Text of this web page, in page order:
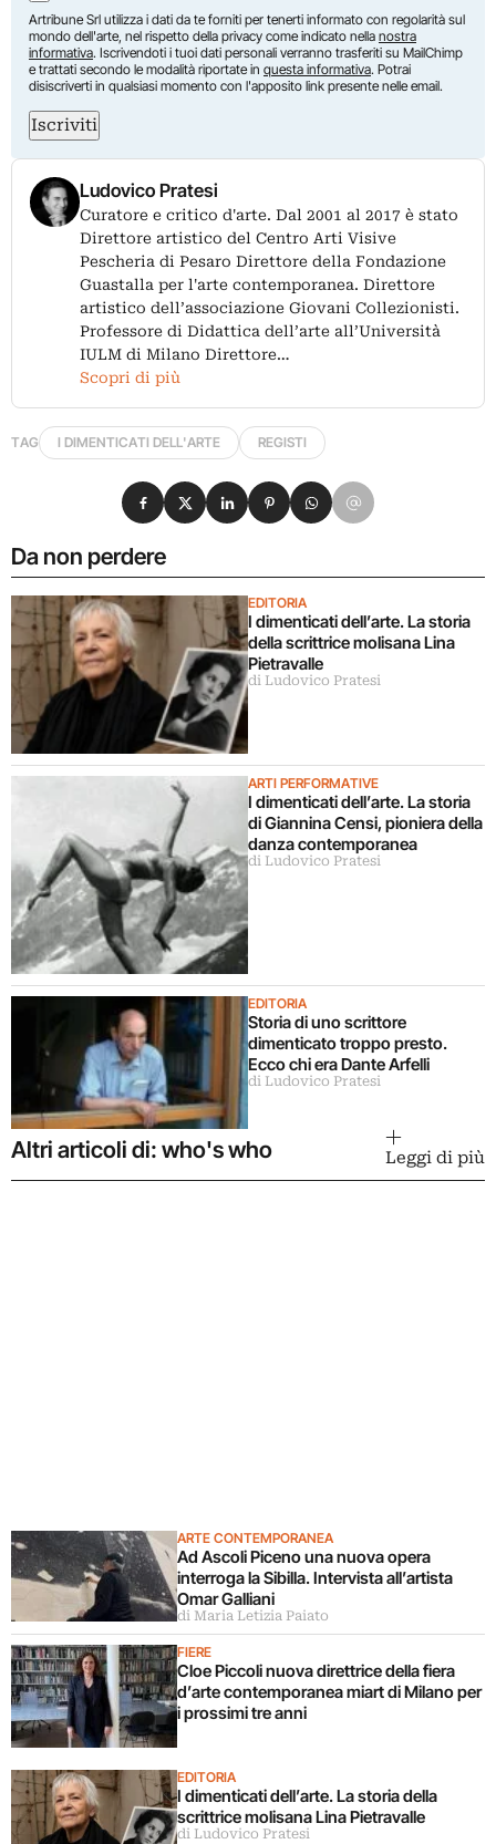
Artribune Srl utilizza i dati da te forniti per tenerti informato con regolarità sul
mondo dell'arte, nel rispetto della privacy come indicato nella nostra
informativa. Iscrivendoti i tuoi dati personali verranno trasferiti su MailChimp
e trattati secondo le modalità riportate in questa informativa. Potrai
disiscriverti in qualsiasi momento con l'apposito link presente nelle email.
Iscriviti
Ludovico Pratesi
Curatore e critico d'arte. Dal 2001 al 2017 è stato
Direttore artistico del Centro Arti Visive
Pescheria di Pesaro Direttore della Fondazione
Guastalla per l'arte contemporanea. Direttore
artistico dell’associazione Giovani Collezionisti.
Professore di Didattica dell’arte all’Università
IULM di Milano Direttore…
Scopri di più
TAG I DIMENTICATI DELL'ARTE REGISTI
Da non perdere
EDITORIA
I dimenticati dell’arte. La storia
della scrittrice molisana Lina
Pietravalle
di Ludovico Pratesi
ARTI PERFORMATIVE
I dimenticati dell’arte. La storia
di Giannina Censi, pioniera della
danza contemporanea
di Ludovico Pratesi
EDITORIA
Storia di uno scrittore
dimenticato troppo presto.
Ecco chi era Dante Arfelli
di Ludovico Pratesi
Condividi su Facebook
Condividi su X
Condividi su LinkedIn
Condividi su Pinterest
Condividi su WhatsApp
Condividi su Email
Altri articoli di: who's who Leggi di più
ARTE CONTEMPORANEA
Ad Ascoli Piceno una nuova opera
interroga la Sibilla. Intervista all’artista
Omar Galliani
di Maria Letizia Paiato
FIERE
Cloe Piccoli nuova direttrice della fiera
d’arte contemporanea miart di Milano per
i prossimi tre anni
EDITORIA
I dimenticati dell’arte. La storia della
scrittrice molisana Lina Pietravalle
di Ludovico Pratesi